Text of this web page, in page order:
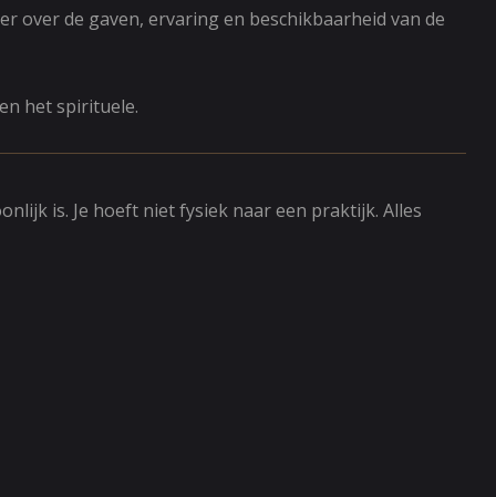
over de gaven, ervaring en beschikbaarheid van de
het spirituele.
is. Je hoeft niet fysiek naar een praktijk. Alles